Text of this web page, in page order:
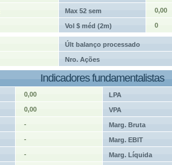
Max 52 sem 0,00
Vol $ méd (2m) 0
Últ balanço processado
Nro. Ações
Indicadores fundamentalistas
0,00 LPA
0,00 VPA
- Marg. Bruta
- Marg. EBIT
- Marg. Líquida